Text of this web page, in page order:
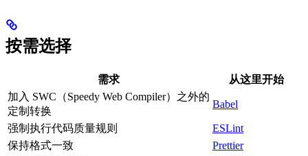
按需选择
需求
从这里开始
加入 SWC（Speedy Web Compiler）之外的
定制转换
Babel
强制执行代码质量规则
ESLint
保持格式一致
Prettier